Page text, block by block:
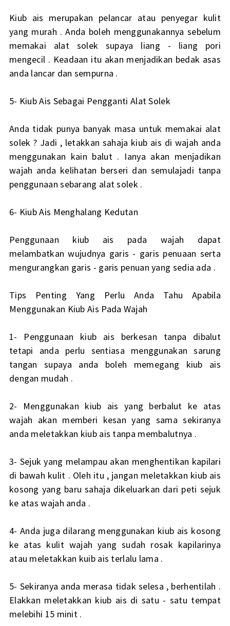
Kiub ais merupakan pelancar atau penyegar kulit
yang murah . Anda boleh menggunakannya sebelum
memakai alat solek supaya liang - liang pori
mengecil . Keadaan itu akan menjadikan bedak asas
anda lancar dan sempurna .
5- Kiub Ais Sebagai Pengganti Alat Solek
Anda tidak punya banyak masa untuk memakai alat
solek ? Jadi , letakkan sahaja kiub ais di wajah anda
menggunakan kain balut . Ianya akan menjadikan
wajah anda kelihatan berseri dan semulajadi tanpa
penggunaan sebarang alat solek .
6- Kiub Ais Menghalang Kedutan
Penggunaan kiub ais pada wajah dapat
melambatkan wujudnya garis - garis penuaan serta
mengurangkan garis - garis penuan yang sedia ada .
Tips Penting Yang Perlu Anda Tahu Apabila
Menggunakan Kiub Ais Pada Wajah
1- Penggunaan kiub ais berkesan tanpa dibalut
tetapi anda perlu sentiasa menggunakan sarung
tangan supaya anda boleh memegang kiub ais
dengan mudah .
2- Menggunakan kiub ais yang berbalut ke atas
wajah akan memberi kesan yang sama sekiranya
anda meletakkan kiub ais tanpa membalutnya .
3- Sejuk yang melampau akan menghentikan kapilari
di bawah kulit . Oleh itu , jangan meletakkan kiub ais
kosong yang baru sahaja dikeluarkan dari peti sejuk
ke atas wajah anda .
4- Anda juga dilarang menggunakan kiub ais kosong
ke atas kulit wajah yang sudah rosak kapilarinya
atau meletakkan kuib ais terlalu lama .
5- Sekiranya anda merasa tidak selesa , berhentilah .
Elakkan meletakkan kiub ais di satu - satu tempat
melebihi 15 minit .